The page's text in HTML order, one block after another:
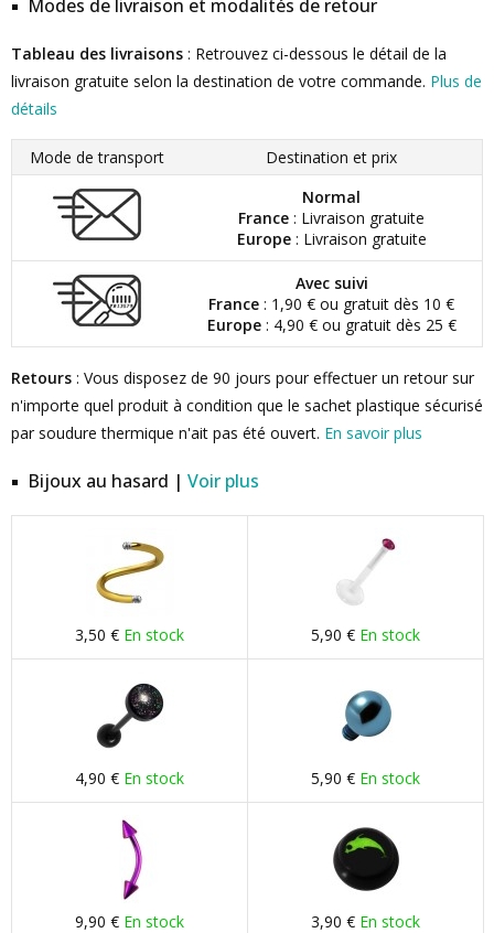
Modes de livraison et modalités de retour
Tableau des livraisons : Retrouvez ci-dessous le détail de la
livraison gratuite selon la destination de votre commande. Plus de
détails
Mode de transport
Destination et prix
Normal
France : Livraison gratuite
Europe: Livraison gratuite
Avec suivi
France : 1,90 € ou gratuit dès 10 €
Europe: 4,90 € ou gratuit dès 25 €
Retours : Vous disposez de 90 jours pour effectuer un retour sur
n'importe quel produit à condition que le sachet plastique sécurisé
par soudure thermique n'ait pas été ouvert. En savoir plus
Bijoux au hasard | Voir plus
3,50 € En stock 5,90 € En stock
4,90 € En stock 5,90 € En stock
9,90 € En stock 3,90 € En stock